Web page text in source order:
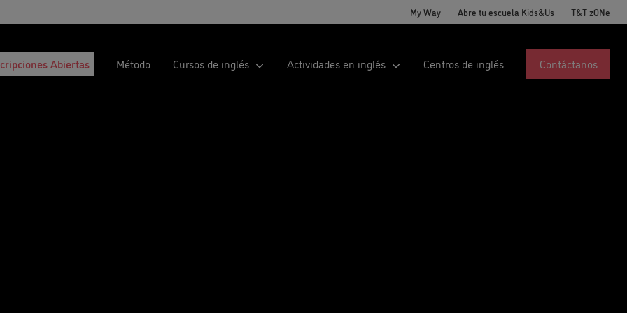
My Way Abre tu escuela Kids&Us T&T zONe
Abiertas Método Cursos de inglés Actividades en inglés Centros de inglés Contáctanos